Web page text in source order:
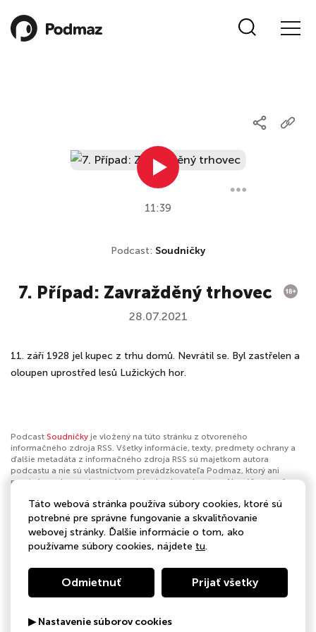
11:39
Podcast: Soudničky
7. Případ: Zavražděný trhovec
28.07.2021
11. září 1928 jel kupec z trhu domů. Nevrátil se. Byl zastřelen a
oloupen uprostřed lesů Lužických hor.
Podcast Soudničky je vložený na túto stránku z otvoreného
informačného zdroja RSS. Všetky informácie, texty, predmety ochrany a
ďalšie metadáta z informačného zdroja RSS sú majetkom autora
podcastu a nie sú vlastníctvom prevádzkovateľa Podmaz, ktorý ani
nevytvára ani nezodpovedá za ich obsah podcastov. Ak máš za to, že
nahlásiť obsah. Ak je toto tvoj podcast a chceš získať kontrolu nad týmto
profilomklikni sem.
Autor:Radio R
Kategórie:
Táto webová stránka používa súbory cookies, ktoré sú
potrebné pre správne fungovanie a skvalitňovanie
webovej stránky. Ďalšie informácie o tom, ako
používame súbory cookies, nájdete tu.
Odmietnuť Prijať všetky
▶ Nastavenie súborov cookies